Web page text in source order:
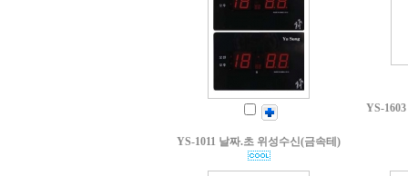
YS-1011 날짜.초 위성수신(금속테)
YS-